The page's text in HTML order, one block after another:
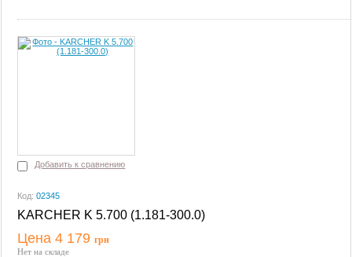
Добавить к сравнению
Код:02345
KARCHER K 5.700 (1.181-300.0)
Купить
Цена 4 179грн
Нет на складе